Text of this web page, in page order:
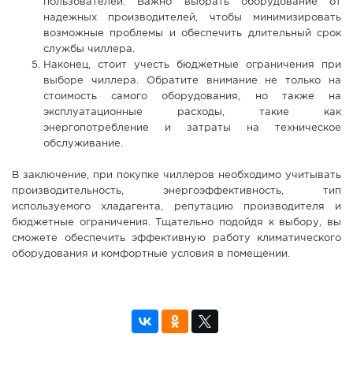
пользователей. Важно выбрать оборудование от
надежных производителей, чтобы минимизировать
возможные проблемы и обеспечить длительный срок
службы чиллера.
Наконец, стоит учесть бюджетные ограничения при
выборе чиллера. Обратите внимание не только на
стоимость самого оборудования, но также на
эксплуатационные расходы, такие как
энергопотребление и затраты на техническое
обслуживание.
В заключение, при покупке чиллеров необходимо учитывать
производительность, энергоэффективность, тип
используемого хладагента, репутацию производителя и
бюджетные ограничения. Тщательно подойдя к выбору, вы
сможете обеспечить эффективную работу климатического
оборудования и комфортные условия в помещении.